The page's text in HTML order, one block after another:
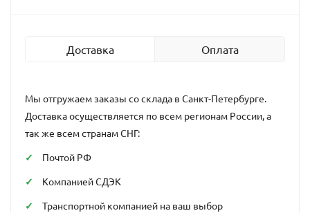
Доставка Оплата
Мы отгружаем заказы со склада в Санкт-Петербурге.
Доставка осуществляется по всем регионам России, а
так же всем странам СНГ:
Почтой РФ
Компанией СДЭК
Транспортной компанией на ваш выбор